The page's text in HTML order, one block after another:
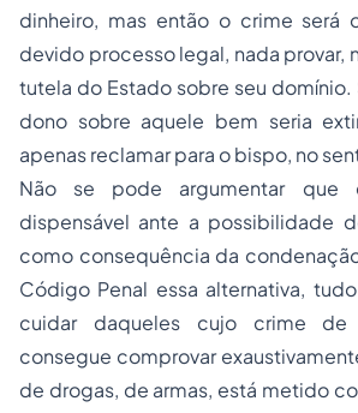
dinheiro, mas então o crime será
devido processo legal, nada provar,
tutela do Estado sobre seu
dono sobre aquele bem seria
apenas reclamar para o bispo, no
Não se pode argumentar que
dispensável ante a possibilidade
como consequência da
Código Penal essa alternativa,
cuidar daqueles cujo crime
consegue comprovar
de drogas, de armas, está metido